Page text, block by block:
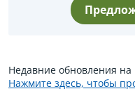
Недавние обновления на
Нажмите здесь, чтобы